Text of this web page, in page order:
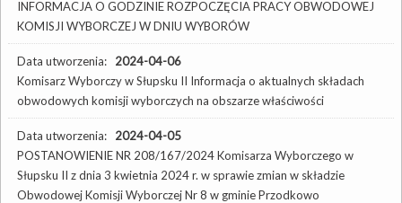
INFORMACJA O GODZINIE ROZPOCZĘCIA PRACY OBWODOWEJ
KOMISJI WYBORCZEJ W DNIU WYBORÓW
Data utworzenia: 2024-04-06
Komisarz Wyborczy w Słupsku II Informacja o aktualnych składach
obwodowych komisji wyborczych na obszarze właściwości
Data utworzenia: 2024-04-05
POSTANOWIENIE NR 208/167/2024 Komisarza Wyborczego w
Słupsku II z dnia 3 kwietnia 2024 r. w sprawie zmian w składzie
Obwodowej Komisji Wyborczej Nr 8 w gminie Przodkowo